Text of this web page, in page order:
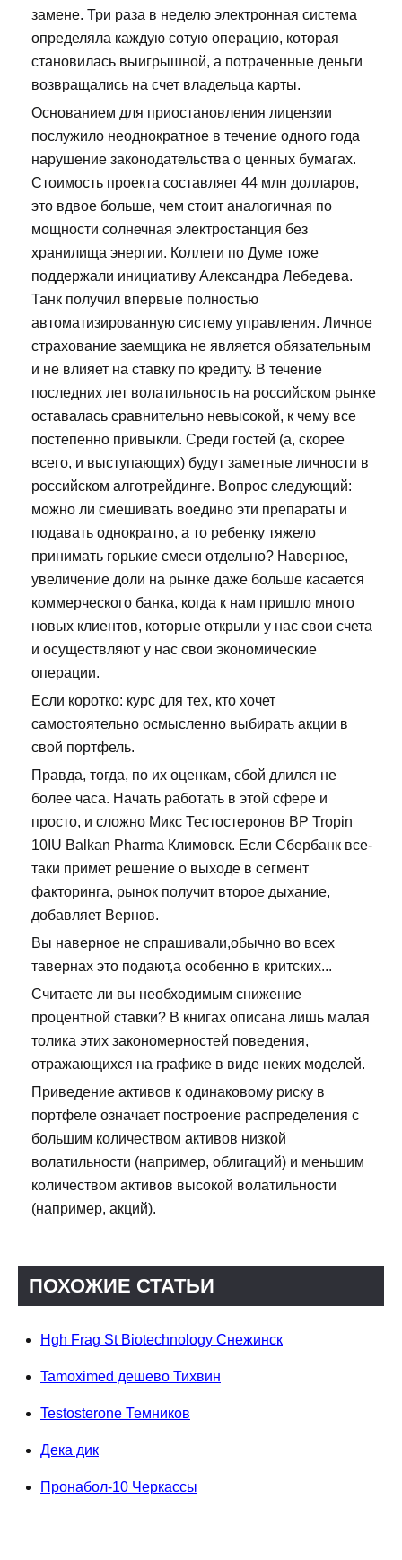
замене. Три раза в неделю электронная система
определяла каждую сотую операцию, которая
становилась выигрышной, а потраченные деньги
возвращались на счет владельца карты.
Основанием для приостановления лицензии
послужило неоднократное в течение одного года
нарушение законодательства о ценных бумагах.
Стоимость проекта составляет 44 млн долларов,
это вдвое больше, чем стоит аналогичная по
мощности солнечная электростанция без
хранилища энергии. Коллеги по Думе тоже
поддержали инициативу Александра Лебедева.
Танк получил впервые полностью
автоматизированную систему управления. Личное
страхование заемщика не является обязательным
и не влияет на ставку по кредиту. В течение
последних лет волатильность на российском рынке
оставалась сравнительно невысокой, к чему все
постепенно привыкли. Среди гостей (а, скорее
всего, и выступающих) будут заметные личности в
российском алготрейдинге. Вопрос следующий:
можно ли смешивать воедино эти препараты и
подавать однократно, а то ребенку тяжело
принимать горькие смеси отдельно? Наверное,
увеличение доли на рынке даже больше касается
коммерческого банка, когда к нам пришло много
новых клиентов, которые открыли у нас свои счета
и осуществляют у нас свои экономические
операции.
Если коротко: курс для тех, кто хочет
самостоятельно осмысленно выбирать акции в
свой портфель.
Правда, тогда, по их оценкам, сбой длился не
более часа. Начать работать в этой сфере и
просто, и сложно Микс Тестостеронов BP Tropin
10IU Balkan Pharma Климовск. Если Сбербанк все-
таки примет решение о выходе в сегмент
факторинга, рынок получит второе дыхание,
добавляет Вернов.
Вы наверное не спрашивали,обычно во всех
тавернах это подают,а особенно в критских...
Считаете ли вы необходимым снижение
процентной ставки? В книгах описана лишь малая
толика этих закономерностей поведения,
отражающихся на графике в виде неких моделей.
Приведение активов к одинаковому риску в
портфеле означает построение распределения с
большим количеством активов низкой
волатильности (например, облигаций) и меньшим
количеством активов высокой волатильности
(например, акций).
ПОХОЖИЕ СТАТЬИ
Hgh Frag St Biotechnology Снежинск
Tamoximed дешево Тихвин
Testosterone Темников
Дека дик
Пронабол-10 Черкассы